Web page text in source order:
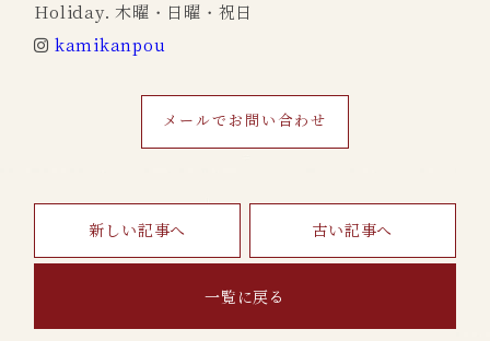
Holiday. 木曜・日曜・祝日
kamikanpou
メールでお問い合わせ
新しい記事へ 古い記事へ
一覧に戻る